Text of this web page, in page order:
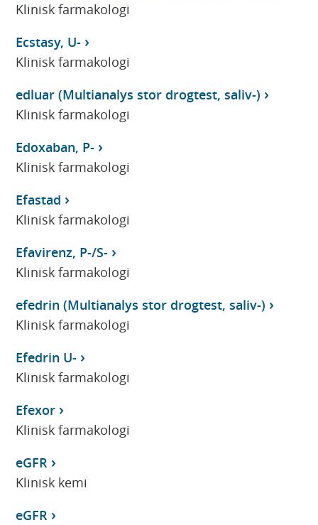
Klinisk farmakologi
Ecstasy, U-
Klinisk farmakologi
edluar (Multianalys stor drogtest, saliv-)
Klinisk farmakologi
Edoxaban, P-
Klinisk farmakologi
Efastad
Klinisk farmakologi
Efavirenz, P-/S-
Klinisk farmakologi
efedrin (Multianalys stor drogtest, saliv-)
Klinisk farmakologi
Efedrin U-
Klinisk farmakologi
Efexor
Klinisk farmakologi
eGFR
Klinisk kemi
eGFR